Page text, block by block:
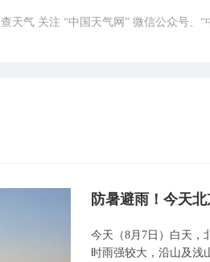
查天气 关注 “中国天气网” 微信公众号、
防暑避雨！今天
今天（8月7日）白天，
时雨强较大，沿山及浅